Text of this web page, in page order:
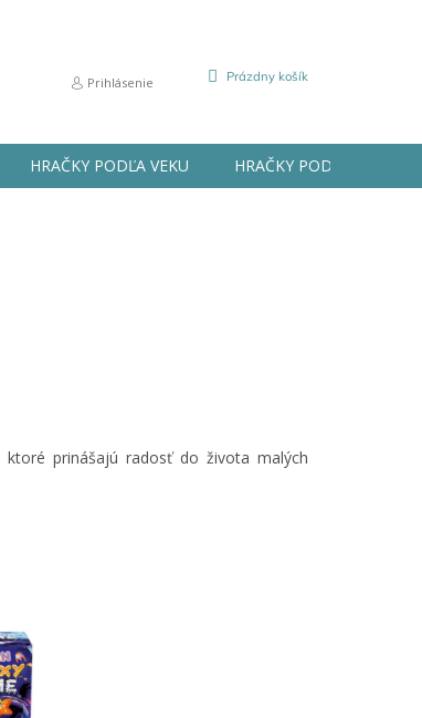
Prihlásenie
NÁKUPNÝ
Prázdny košík
HRAČKY PODĽA VEKU HRAČKY PODĽA
ktoré prinášajú radosť do života malých